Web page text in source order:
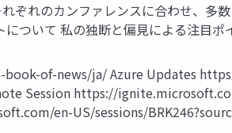
れのカンファレンスに合わせ、多
ついて 私の独断と偏見による注目ポ
of-news/ja/ Azure Updates
Session https://
en-US/sessions/